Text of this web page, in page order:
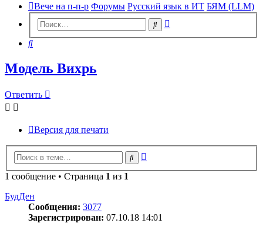
Вече на п-п-р Форумы Русский язык в ИТ БЯМ (LLM)
Поиск
Поиск
Модель Вихрь
Ответить
Версия для печати
Поиск
1 сообщение • Страница 1 из 1
БудДен
Сообщения: 3077
Зарегистрирован: 07.10.18 14:01